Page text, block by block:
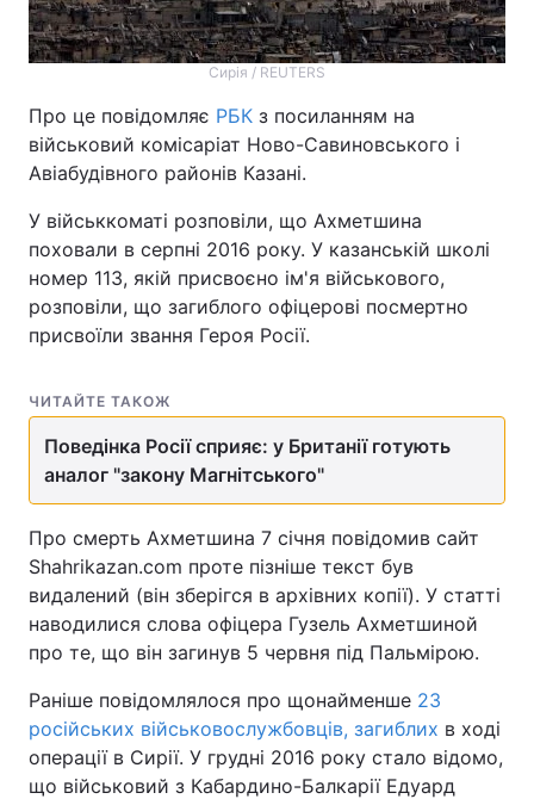
Сирія / REUTERS
Про це повідомляє РБК з посиланням на
військовий комісаріат Ново-Савиновського і
Авіабудівного районів Казані.
У військкоматі розповіли, що Ахметшина
поховали в серпні 2016 року. У казанській школі
номер 113, якій присвоєно ім'я військового,
розповіли, що загиблого офіцерові посмертно
присвоїли звання Героя Росії.
ЧИТАЙТЕ ТАКОЖ
Поведінка Росії сприяє: у Британії готують
аналог "закону Магнітського"
Про смерть Ахметшина 7 січня повідомив сайт
Shahrikazan.com проте пізніше текст був
видалений (він зберігся в архівних копії). У статті
наводилися слова офіцера Гузель Ахметшиной
про те, що він загинув 5 червня під Пальмірою.
Раніше повідомлялося про щонайменше 23
російських військовослужбовців, загиблих в ході
операції в Сирії. У грудні 2016 року стало відомо,
що військовий з Кабардино-Балкарії Едуард